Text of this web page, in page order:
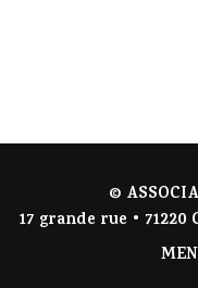
©
17 grande rue • 71220